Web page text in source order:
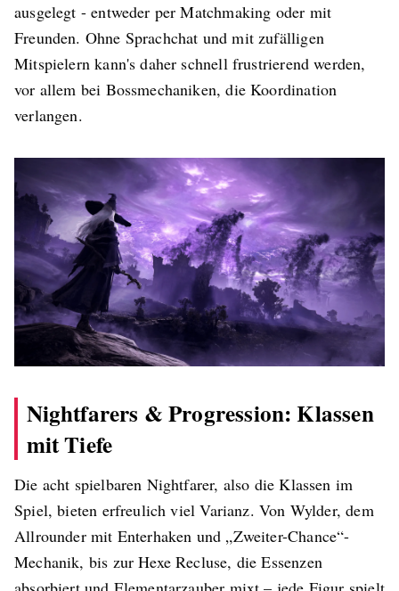
ausgelegt - entweder per Matchmaking oder mit
Freunden. Ohne Sprachchat und mit zufälligen
Mitspielern kann's daher schnell frustrierend werden,
vor allem bei Bossmechaniken, die Koordination
verlangen.
Nightfarers & Progression: Klassen
mit Tiefe
Die acht spielbaren Nightfarer, also die Klassen im
Spiel, bieten erfreulich viel Varianz. Von Wylder, dem
Allrounder mit Enterhaken und „Zweiter-Chance“-
Mechanik, bis zur Hexe Recluse, die Essenzen